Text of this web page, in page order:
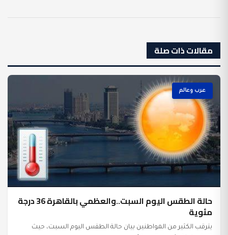
مقالات ذات صلة
عرب وعالم
حالة الطقس اليوم السبت..والعظمي بالقاهرة 36 درجة
مئوية
يترقب الكثير من المواطنين بيان حالة الطقس اليوم السبت، حيث